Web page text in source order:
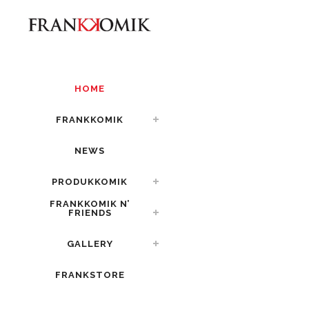
HOME
FRANKKOMIK
NEWS
PRODUKKOMIK
FRANKKOMIK N’
FRIENDS
GALLERY
FRANKSTORE